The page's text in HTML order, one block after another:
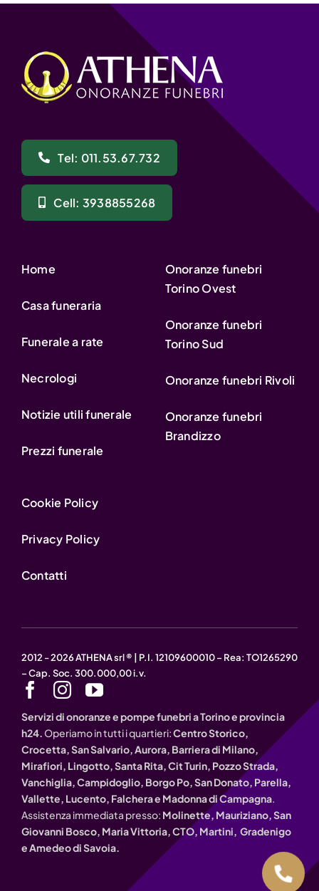
Tel: 011.53.67.732
Cell: 3938855268
Home
Casa funeraria
Funerale a rate
Necrologi
Notizie utili funerale
Prezzi funerale
Onoranze funebri
Torino Ovest
Onoranze funebri
Torino Sud
Onoranze funebri Rivoli
Onoranze funebri
Brandizzo
Cookie Policy
Privacy Policy
Contatti
2012 - 2026 ATHENA srl ® | P.I. 12109600010 – Rea: TO1265290
– Cap. Soc. 300.000,00 i.v.
Servizi di onoranze e pompe funebri a Torino e provincia
h24. Operiamo in tutti i quartieri:Centro Storico,
Crocetta, San Salvario, Aurora, Barriera di Milano,
Mirafiori, Lingotto, Santa Rita, Cit Turin, Pozzo Strada,
Vanchiglia, Campidoglio, Borgo Po, San Donato, Parella,
Vallette, Lucento, Falchera e Madonna di Campagna.
Assistenza immediata presso: Molinette, Mauriziano, San
Giovanni Bosco, Maria Vittoria, CTO, Martini, Gradenigo
e Amedeo di Savoia.